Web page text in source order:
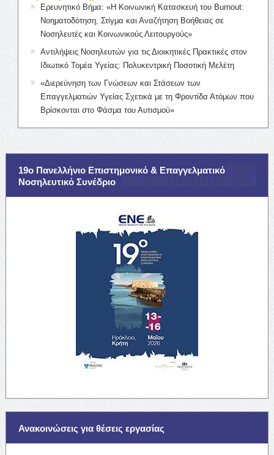
Ερευνητικό Βήμα: «Η Κοινωνική Κατασκευή του Burnout:
Νοηματοδότηση, Στίγμα και Αναζήτηση Βοήθειας σε
Νοσηλευτές και Κοινωνικούς Λειτουργούς»
Αντιλήψεις Νοσηλευτών για τις Διοικητικές Πρακτικές στον
Ιδιωτικό Τομέα Υγείας: Πολυκεντρική Ποσοτική Μελέτη
«Διερεύνηση των Γνώσεων και Στάσεων των
Επαγγελματιών Υγείας Σχετικά με τη Φροντίδα Ατόμων που
Βρίσκονται στο Φάσμα του Αυτισμού»
19ο Πανελλήνιο Επιστημονικό & Επαγγελματικό
Νοσηλευτικό Συνέδριο
Ανακοινώσεις για θέσεις εργασίας